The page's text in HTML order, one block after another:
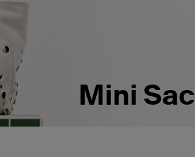
Mini Sac